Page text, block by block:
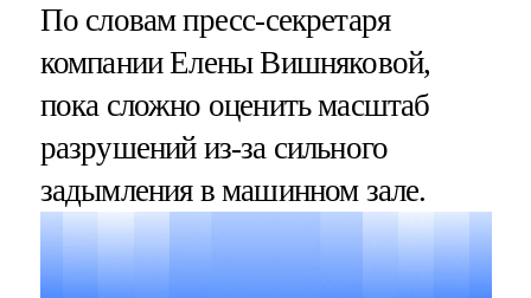
По словам пресс-секретаря
компании Елены Вишняковой,
пока сложно оценить масштаб
разрушений из-за сильного
задымления в машинном зале.